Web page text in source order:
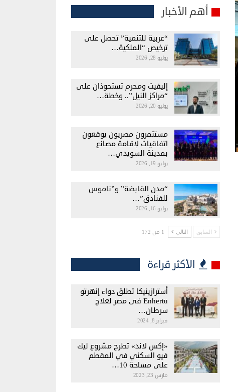
أهم الأخبار
“عربية للتنمية” تحصل على
ترخيص “الملكية…
يوليو 28, 2026
إليفيت ومحرم تستحوذان على
“مراكز النيل”.. وخطة…
يوليو 20, 2026
مستثمرون مصريون يوقعون
اتفاقيات لإقامة مصانع
بمدينة السويدي…
يوليو 19, 2026
“مدن القابضة” و”ناموس
للفنادق”…
يوليو 16, 2026
السابق التالي 1 من 172
الأكثر قراءة
أسترازينيكا تطلق دواء إنهرتو
Enhertu فى مصر لعلاج
سرطان…
فبراير 8, 2024
«إكس لاند» تطرح مشروع ليك
فيو السكني في المقطم
على مساحة 10…
مارس 23, 2023